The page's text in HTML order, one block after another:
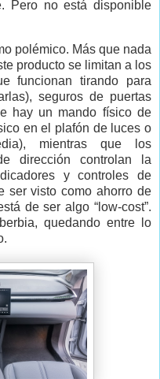
Pero no está disponible
polémico. Más que nada
producto se limitan a los
funcionan tirando para
seguros de puertas
hay un mando físico de
en el plafón de luces o
mientras que los
dirección controlan la
y controles de
ser visto como ahorro de
de ser algo “low-cost”.
quedando entre lo